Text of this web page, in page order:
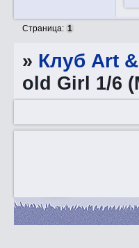
Страница: 1
» Клуб Art
old Girl 1/6